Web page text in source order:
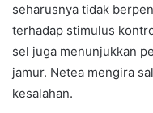
seharusnya tidak
terhadap stimulus
sel juga menunjukkan
jamur. Netea mengira
kesalahan.